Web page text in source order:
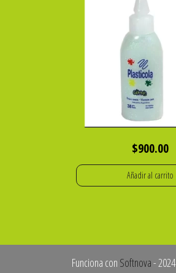
$900.00
Añadir al carrito
Funciona con Softnova- 2024